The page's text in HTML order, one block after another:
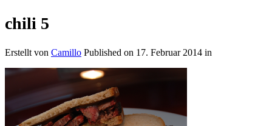
chili 5
Erstellt von Camillo Published on 17. Februar 2014 in